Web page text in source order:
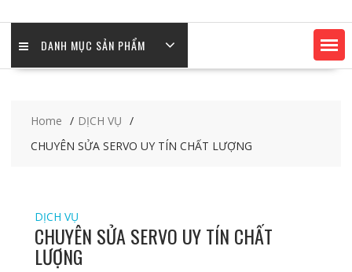
DANH MỤC SẢN PHẨM
Home
DỊCH VỤ
CHUYÊN SỬA SERVO UY TÍN CHẤT LƯỢNG
DỊCH VỤ
CHUYÊN SỬA SERVO UY TÍN CHẤT
LƯỢNG